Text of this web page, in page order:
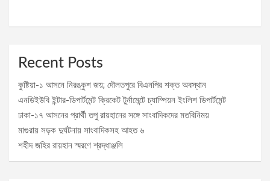
Recent Posts
কুষ্টিয়া-১ আসনে নিরঙ্কুশ জয়; দৌলতপুরে বিএনপির শক্ত অবস্থান
এনডিইউবি ইন্টার-ডিপার্টমেন্ট ক্রিকেট টুর্নামেন্টে চ্যাম্পিয়ন ইংলিশ ডিপার্টমেন্ট
ঢাকা-১৭ আসনের প্রার্থী তপু রায়হানের সঙ্গে সাংবাদিকদের মতবিনিময়
মাগুরায় সড়ক দুর্ঘটনায় সাংবাদিকসহ আহত ৬
শহীদ জহির রায়হান স্মরণে শ্রদ্ধাঞ্জলি